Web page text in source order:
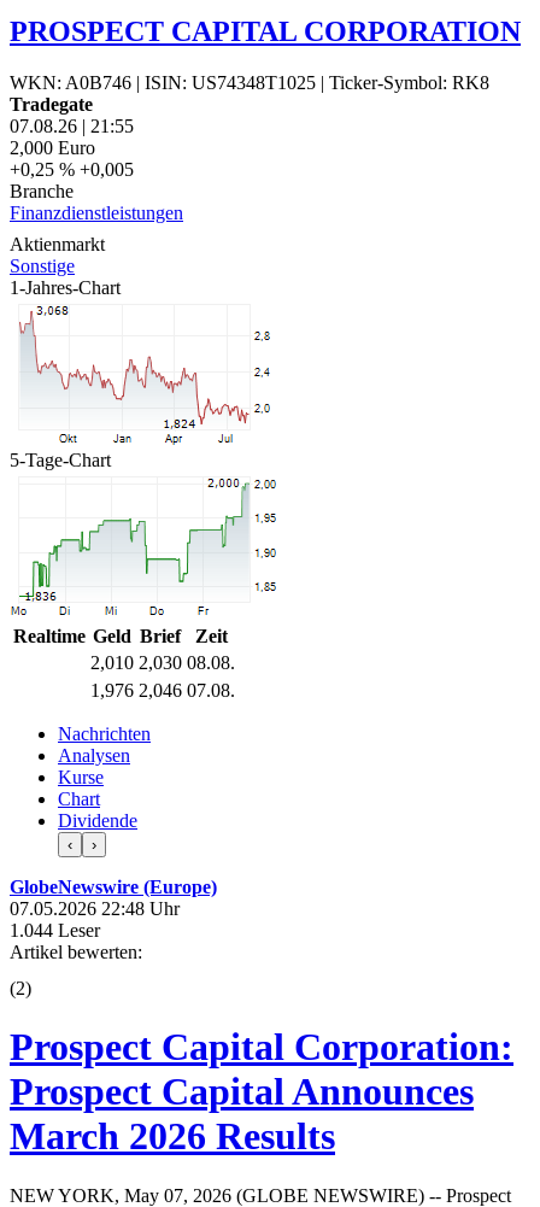
PROSPECT CAPITAL CORPORATION
WKN: A0B746 | ISIN: US74348T1025 | Ticker-Symbol: RK8
Tradegate
07.08.26 | 21:55
2,000 Euro
+0,25 % +0,005
Branche
Finanzdienstleistungen
Aktienmarkt
Sonstige
1-Jahres-Chart
5-Tage-Chart
Realtime Geld Brief
Zeit
2,010 2,030 08.08.
1,976 2,046 07.08.
Nachrichten
Analysen
Kurse
Chart
Dividende
‹ ›
GlobeNewswire (Europe)
07.05.2026 22:48 Uhr
1.044 Leser
Artikel bewerten:
(2)
Prospect Capital Corporation:
Prospect Capital Announces
March 2026 Results
NEW YORK, May 07, 2026 (GLOBE NEWSWIRE) -- Prospect